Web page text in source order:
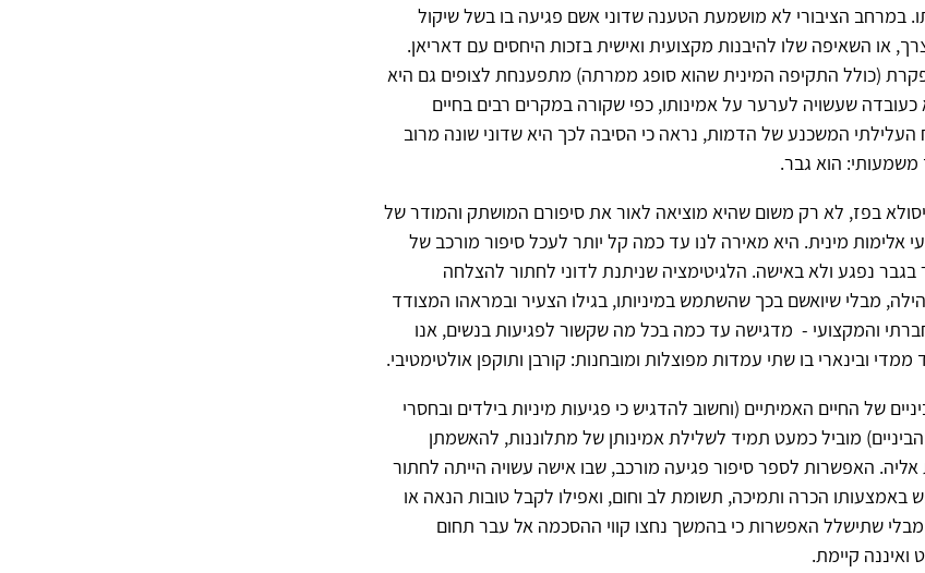
במרחב הציבורי לא מושמעת הטענה שדוני אשם פגיעה בו בשל שיקול
או השאיפה שלו להיבנות מקצועית ואישית בזכות היחסים עם דאריאן.
(כולל התקיפה המינית שהוא סופג ממרתה) מתפענחת לצופים גם היא
שעשויה לערער על אמינותו, כפי שקורה במקרים רבים בחיים
המשכנע של הדמות, נראה כי הסיבה לכך היא שדוני שונה מרוב
הוא גבר.
בפז, לא רק משום שהיא מוציאה לאור את סיפורם המושתק והמודר של
אלימות מינית. היא מאירה לנו עד כמה קל יותר לעכל סיפור מורכב של
בגבר נפגע ולא באישה. הלגיטימציה שניתנת לדוני לחתור להצלחה
מבלי שיואשם בכך שהשתמש במיניותו, בגילו הצעיר ובמראהו המצודד
והמקצועי - מדגישה עד כמה בכל מה שקשור לפגיעות בנשים, אנו
ממדי ובינארי בו שתי עמדות מפוצלות ומובחנות: קורבן ותוקפן אולטימטיבי.
של החיים האמיתיים (וחשוב להדגיש כי פגיעות מיניות בילדים ובחסרי
הביניים) מוביל כמעט תמיד לשלילת אמינותן של מתלוננות, להאשמתן
האפשרות לספר סיפור פגיעה מורכב, שבו אישה עשויה הייתה לחתור
באמצעותו הכרה ותמיכה, תשומת לב וחום, ואפילו לקבל טובות הנאה או
מבלי שתישלל האפשרות כי בהמשך נחצו קווי ההסכמה אל עבר תחום
ואיננה קיימת.